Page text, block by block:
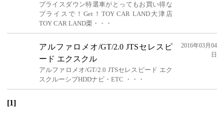
プライスダウン特選車がとってもお買い得な
プライスで！Get！TOY CAR LAND大津店
TOY CAR LAND栗・・・
アルファロメオ/GT/2.0 JTSセレスピ
ード エクスクル
アルファロメオ/GT/2.0 JTSセレスピード エク
スクルーシブHDDナビ・ETC ・・・
2016年03月04
日
[1]